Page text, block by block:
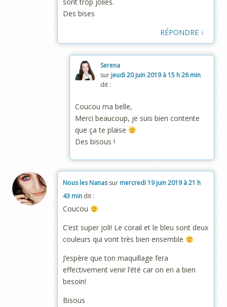
Des bises
RÉPONDRE ↓
Serena
sur jeudi 20 juin 2019 à 15 h 26 min
dit :
Coucou ma belle,
Merci beaucoup, je suis bien contente
que ça te plaise
Des bisous !
Nous les Nanassur mercredi 19 juin 2019 à 21 h
43 min dit :
Coucou
C’est super joli! Le corail et le bleu sont deux
couleurs qui vont très bien ensemble
J’espère que ton maquillage fera
effectivement venir l’été car on en a bien
besoin!
Bisous